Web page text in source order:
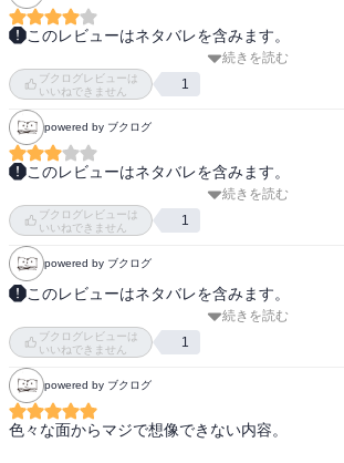
このレビューはネタバレを含みます。
アニメも実写も見てとても面白かった。最初は
残酷な感じ。でもエマたちの力ずよい勇気でみ
続きを読む
ブクログレビューは
いいねできません
1
powered by ブクログ
このレビューはネタバレを含みます。
アニメは全話観たことあったが、アニメはオリ
は内容が違うところがあるという情報を知り、
フルスコア3人の絆が良い。
―――
再読(2024.10.9)
レイとノーマンはどっちの方が頭いいんだろう
が、鬼が持っているテストのスコアを見ると、
マの順で頭が良さそう。
続きを読む
ブクログレビューは
いいねできません
1
powered by ブクログ
このレビューはネタバレを含みます。
物語だったんだね
生きる
生き残る
どうやって
生き残るか
続きを読む
ブクログレビューは
いいねできません
1
powered by ブクログ
色々な面からマジで想像できない内容。